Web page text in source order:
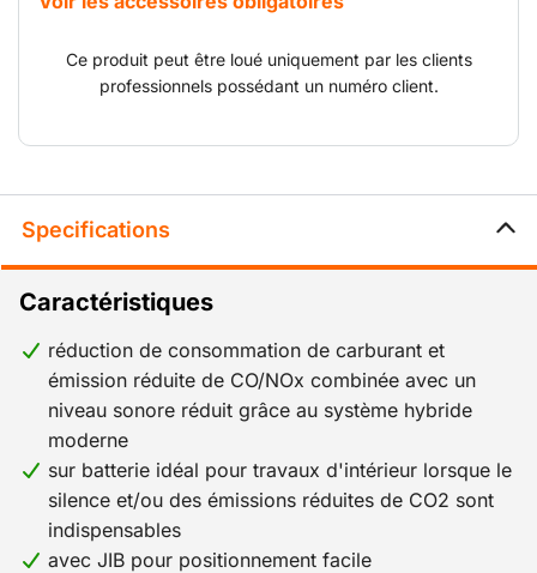
Ce produit peut être loué uniquement par les clients
professionnels possédant un numéro client.
Specifications
Caractéristiques
réduction de consommation de carburant et
émission réduite de CO/NOx combinée avec un
niveau sonore réduit grâce au système hybride
moderne
sur batterie idéal pour travaux d'intérieur lorsque le
silence et/ou des émissions réduites de CO2 sont
indispensables
avec JIB pour positionnement facile